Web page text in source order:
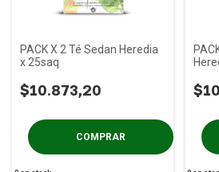
PACK X 2 Té Sedan Heredia
x 25saq
$10.873,20